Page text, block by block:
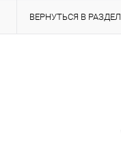
ВЕРНУТЬСЯ В РАЗДЕЛ